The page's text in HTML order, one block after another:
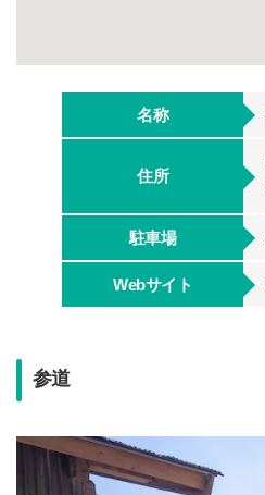
名称
住所
駐車場
Webサイト
参道